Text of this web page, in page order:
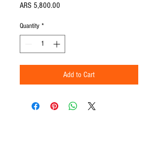
ARS 5,800.00
Quantity *
Add to Cart